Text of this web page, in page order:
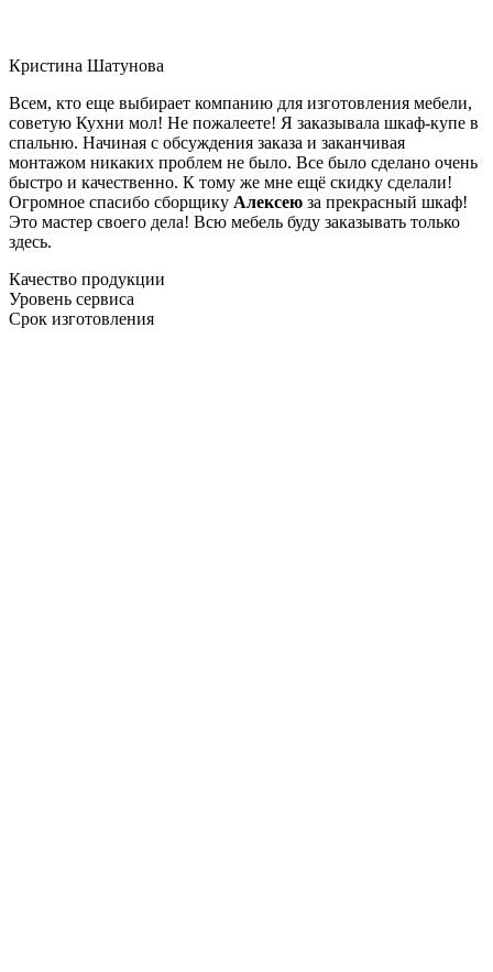
Кристина Шатунова
Всем, кто еще выбирает компанию для изготовления мебели,
советую Кухни мол! Не пожалеете! Я заказывала шкаф-купе в
спальню. Начиная с обсуждения заказа и заканчивая
монтажом никаких проблем не было. Все было сделано очень
быстро и качественно. К тому же мне ещё скидку сделали!
Огромное спасибо сборщику Алексею за прекрасный шкаф!
Это мастер своего дела! Всю мебель буду заказывать только
здесь.
Качество продукции
Уровень сервиса
Срок изготовления